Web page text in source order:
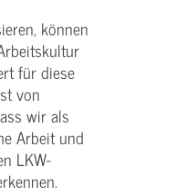
können
für diese
von
wir als
Arbeit und
LKW-